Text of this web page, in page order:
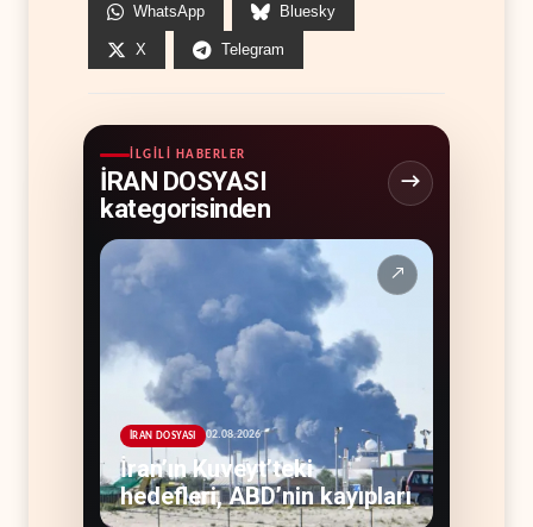
WhatsApp Bluesky
X Telegram
İLGILI HABERLER
İRAN DOSYASI
kategorisinden
↗
İRAN DOSYASI 02.08.2026
İran’ın Kuveyt’teki
hedefleri, ABD’nin kayıpları